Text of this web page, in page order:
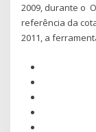
2009, durante o
referência da
2011, a